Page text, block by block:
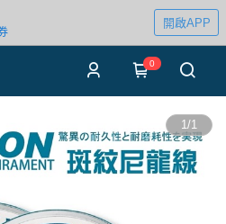
開啟APP
0
1/1